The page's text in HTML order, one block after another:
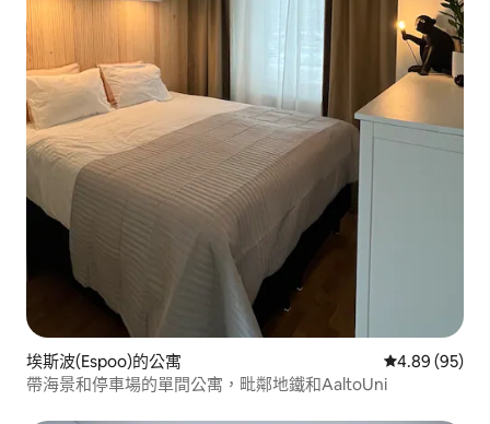
埃斯波(Espoo)的公寓 從 95 則評價
4.89 (95)
帶海景和停車場的單間公寓，毗鄰地鐵和AaltoUni